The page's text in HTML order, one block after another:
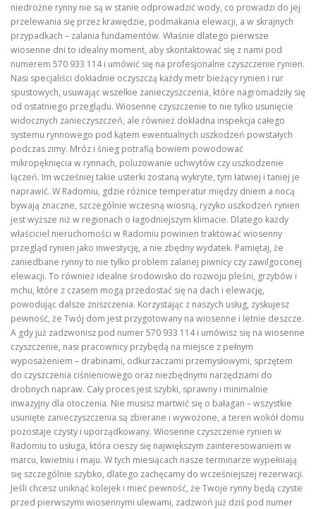
niedrożne rynny nie są w stanie odprowadzić wody, co prowadzi do jej
przelewania się przez krawędzie, podmakania elewacji, a w skrajnych
przypadkach – zalania fundamentów. Właśnie dlatego pierwsze
wiosenne dni to idealny moment, aby skontaktować się z nami pod
numerem 570 933 114 i umówić się na profesjonalne czyszczenie rynien.
Nasi specjaliści dokładnie oczyszczą każdy metr bieżący rynien i rur
spustowych, usuwając wszelkie zanieczyszczenia, które nagromadziły się
od ostatniego przeglądu. Wiosenne czyszczenie to nie tylko usunięcie
widocznych zanieczyszczeń, ale również dokładna inspekcja całego
systemu rynnowego pod kątem ewentualnych uszkodzeń powstałych
podczas zimy. Mróz i śnieg potrafią bowiem powodować
mikropęknięcia w rynnach, poluzowanie uchwytów czy uszkodzenie
łączeń. Im wcześniej takie usterki zostaną wykryte, tym łatwiej i taniej je
naprawić. W Radomiu, gdzie różnice temperatur między dniem a nocą
bywają znaczne, szczególnie wczesną wiosną, ryzyko uszkodzeń rynien
jest wyższe niż w regionach o łagodniejszym klimacie. Dlatego każdy
właściciel nieruchomości w Radomiu powinien traktować wiosenny
przegląd rynien jako inwestycję, a nie zbędny wydatek. Pamiętaj, że
zaniedbane rynny to nie tylko problem zalanej piwnicy czy zawilgoconej
elewacji. To również idealne środowisko do rozwoju pleśni, grzybów i
mchu, które z czasem mogą przedostać się na dach i elewację,
powodując dalsze zniszczenia. Korzystając z naszych usług, zyskujesz
pewność, że Twój dom jest przygotowany na wiosenne i letnie deszcze.
A gdy już zadzwonisz pod numer 570 933 114 i umówisz się na wiosenne
czyszczenie, nasi pracownicy przybędą na miejsce z pełnym
wyposażeniem – drabinami, odkurzaczami przemysłowymi, sprzętem
do czyszczenia ciśnieniowego oraz niezbędnymi narzędziami do
drobnych napraw. Cały proces jest szybki, sprawny i minimalnie
inwazyjny dla otoczenia. Nie musisz martwić się o bałagan – wszystkie
usunięte zanieczyszczenia są zbierane i wywożone, a teren wokół domu
pozostaje czysty i uporządkowany. Wiosenne czyszczenie rynien w
Radomiu to usługa, która cieszy się największym zainteresowaniem w
marcu, kwietniu i maju. W tych miesiącach nasze terminarze wypełniają
się szczególnie szybko, dlatego zachęcamy do wcześniejszej rezerwacji.
Jeśli chcesz uniknąć kolejek i mieć pewność, że Twoje rynny będą czyste
przed pierwszymi wiosennymi ulewami, zadzwoń już dziś pod numer